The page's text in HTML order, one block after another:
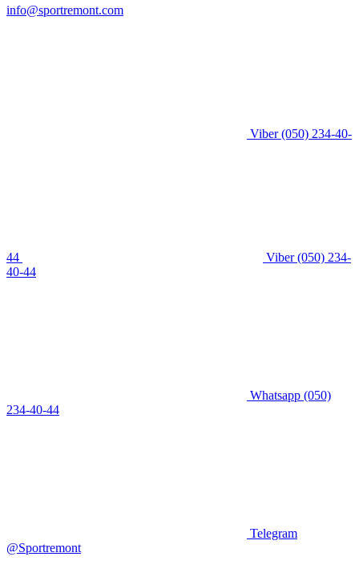
info@sportremont.com
Viber(050) 234-40-
44 Viber(050) 234-
40-44
Whatsapp (050)
234-40-44
Telegram
@Sportremont